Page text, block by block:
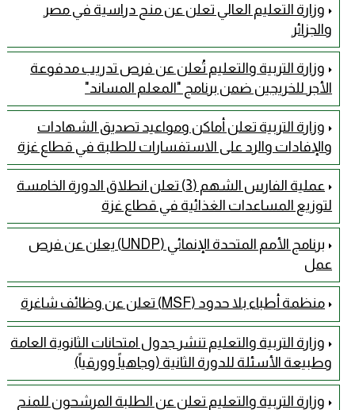
وزارة التعليم العالي تعلن عن منح دراسية في مصر
والجزائر
وزارة التربية والتعليم تُعلن عن فرص تدريب مدفوعة
الأجر للخريجين ضمن برنامج "المعلم المساند"
وزارة التربية تعلن أماكن ومواعيد تصديق الشهادات
والإفادات والرد على الاستفسارات للطلبة في قطاع غزة
عملية الفارس الشهم (3) تعلن انطلاق الدورة الخامسة
لتوزيع المساعدات الغذائية في قطاع غزة
برنامج الأمم المتحدة الإنمائي (UNDP) يعلن عن فرص
عمل
منظمة أطباء بلا حدود (MSF) تعلن عن وظائف شاغرة
وزارة التربية والتعليم تنشر جدول امتحانات الثانوية العامة
وطبيعة الأسئلة للدورة الثانية (وجاهياً وورقياً)
وزارة التربية والتعليم تعلن عن الطلبة المرشحون للمنح